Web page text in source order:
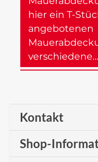
hier ein T-
angebotenen
verschiedene…
Kontakt
Shop-